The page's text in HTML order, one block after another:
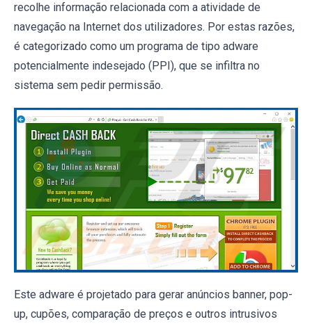
recolhe informação relacionada com a atividade de
navegação na Internet dos utilizadores. Por estas razões,
é categorizado como um programa de tipo adware
potencialmente indesejado (PPI), que se infiltra no
sistema sem pedir permissão.
Este adware é projetado para gerar anúncios banner, pop-
up, cupões, comparação de preços e outros intrusivos